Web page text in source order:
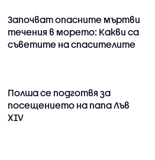
Започват опасните мъртви
течения в морето: Какви са
съветите на спасителите
Полша се подготвя за
посещението на папа Лъв
XIV